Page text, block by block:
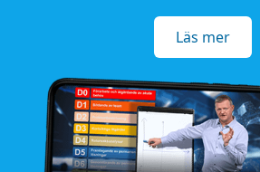
Läs mer